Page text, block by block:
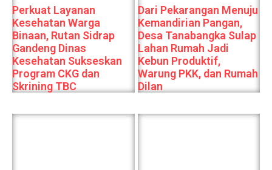
Perkuat Layanan
Kesehatan Warga
Binaan, Rutan Sidrap
Gandeng Dinas
Kesehatan Sukseskan
Program CKG dan
Skrining TBC
Dari Pekarangan Menuju
Kemandirian Pangan,
Desa Tanabangka Sulap
Lahan Rumah Jadi
Kebun Produktif,
Warung PKK, dan Rumah
Dilan